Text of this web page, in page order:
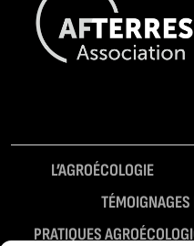
L’AGROÉCOLOGIE
TÉMOIGNAGES
PRATIQUES